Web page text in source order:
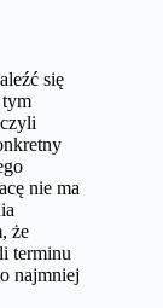
się
nie ma
że
terminu
najmniej